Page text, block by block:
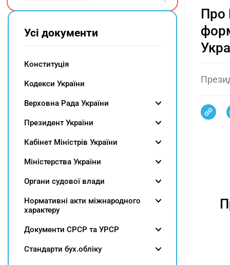
Про
Усі документи
Конституція
Кодекси України
Верховна Рада України
Президент України
Кабінет Міністрів України
Міністерства України
Органи судової влади
Нормативні акти міжнародного
характеру
Документи СРСР та УРСР
Cтандарти бух.обліку